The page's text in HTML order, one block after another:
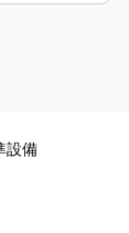
設備